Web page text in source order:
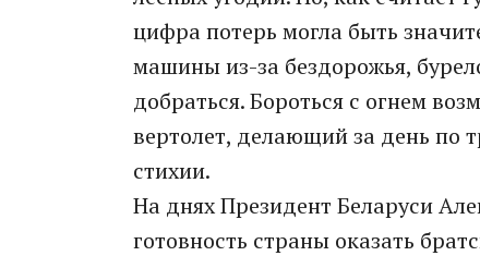
цифра потерь могла быть
машины из-за бездорожья,
добраться. Бороться с огнем
вертолет, делающий за день по
стихии.
На днях Президент Беларуси
готовность страны оказать